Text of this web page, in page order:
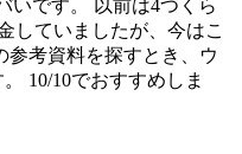
いです。 以前は4つくら
していましたが、今はこ
参考資料を探すとき、ウ
10/10でおすすめしま